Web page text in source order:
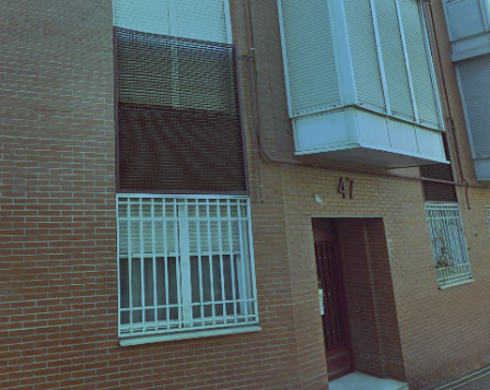
omunidad ubicada en el distrito de Tetuán
(Madrid),. Tras solicitar una auditoría
energética a E4e Soluciones se dio paso al
proyecto de ahorro energético.